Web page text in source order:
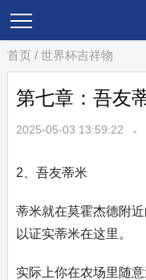
首页 / 世界杯吉祥物
第七章：吾友
2025-05-03 13:59:22
2、吾友蒂米
蒂米就在莫霍杰德附
以证实蒂米在这里。
实际上你在农场里随